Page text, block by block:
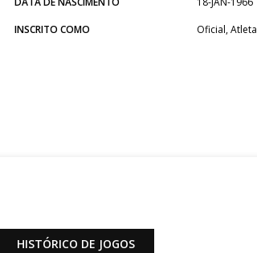
INSCRITO COMO
Oficial, Atleta
HISTÓRICO DE JOGOS